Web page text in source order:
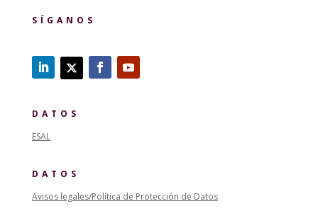
SÍGANOS
DATOS
ESAL
DATOS
Avisos legales/Política de Protección de Datos